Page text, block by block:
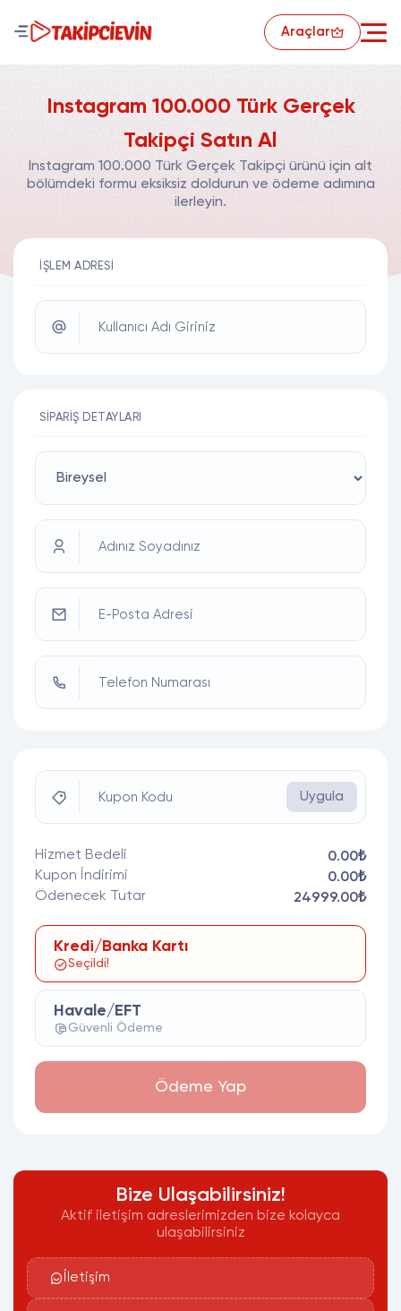
Araçlar
Instagram 100.000 Türk Gerçek
Takipçi Satın Al
Instagram 100.000 Türk Gerçek Takipçi ürünü için alt
bölümdeki formu eksiksiz doldurun ve ödeme adımına
ilerleyin.
İŞLEM ADRESI
Kullanıcı Adı Giriniz
SIPARIŞ DETAYLARI
Adınız Soyadınız
E-Posta Adresi
Telefon Numarası
Kupon Kodu Uygula
Hizmet Bedeli
0.00₺
Kupon İndirimi
0.00₺
Ödenecek Tutar
24999.00₺
Kredi/Banka Kartı
Seçildi!
Havale/EFT
Güvenli Ödeme
Ödeme Yap
Bize Ulaşabilirsiniz!
Aktif iletişim adreslerimizden bize kolayca
ulaşabilirsiniz
İletişim